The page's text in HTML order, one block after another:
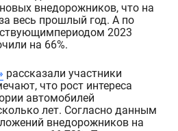
внедорожников, что на
весь прошлый год. А по
периодом 2023
на 66%.
рассказали участники
что рост интереса
автомобилей
лет. Согласно данным
внедорожников на